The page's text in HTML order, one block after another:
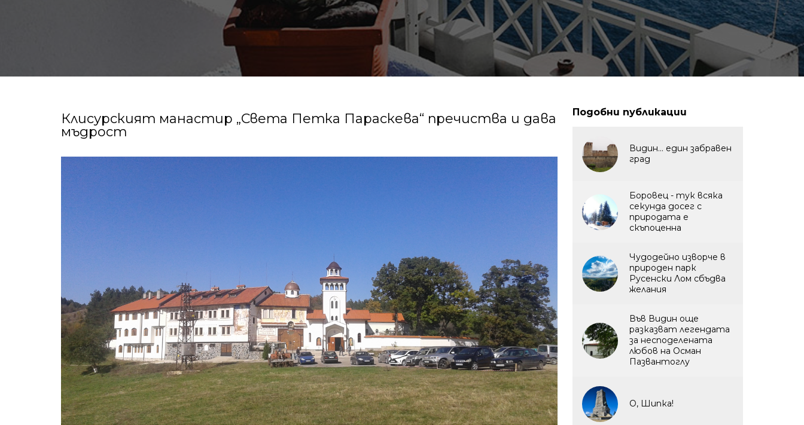
Клисурският манастир „Света Петка Параскева“ пречиства и дава
мъдрост
Подобни публикации
Видин... един забравен
град
Боровец - тук всяка
секунда досег с
природата е
скъпоценна
Чудодейно изворче в
природен парк
Русенски Лом сбъдва
желания
Във Видин още
разказват легендата
за несподелената
любов на Осман
Пазвантоглу
О, Шипка!